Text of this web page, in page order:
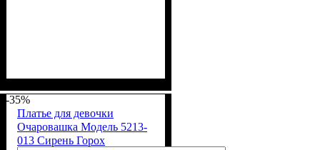
-35%
Платье для девочки
Очаровашка Модель 5213-
013 Сирень Горох